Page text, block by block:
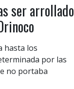
ser arrollado
hasta los
por las
no portaba